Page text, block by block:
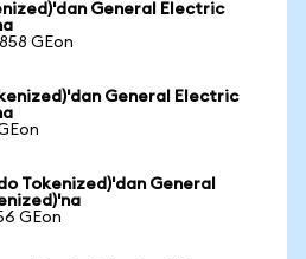
General Electric
GEon
General Electric
Tokenized)'dan General
GEon